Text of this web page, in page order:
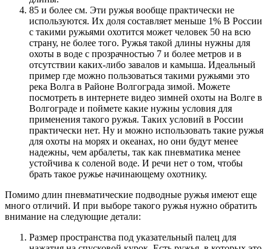
85 и более см. Эти ружья вообще практически не
используются. Их доля составляет меньше 1% В России
с такими ружьями охотится может человек 50 на всю
страну, не более того. Ружья такой длины нужны для
охоты в воде с прозрачностью 7 и более метров и в
отсутствии каких-либо завалов и камыша. Идеальный
пример где можно пользоваться такими ружьями это
река Волга в Районе Волгограда зимой. Можете
посмотреть в интернете видео зимней охоты на Волге в
Волгограде и поймете какие нужны условия для
применения такого ружья. Таких условий в России
практически нет. Ну и можно использовать такие ружья
для охоты на морях и океанах, но они будут менее
надежны, чем арбалеты, так как пневматика менее
устойчива к соленой воде. И речи нет о том, чтобы
брать такое ружье начинающему охотнику.
Помимо длин пневматические подводные ружья имеют еще
много отличий. И при выборе такого ружья нужно обратить
внимание на следующие детали:
Размер пространства под указательный палец для